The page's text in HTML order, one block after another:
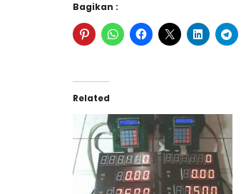
Bagikan :
Related